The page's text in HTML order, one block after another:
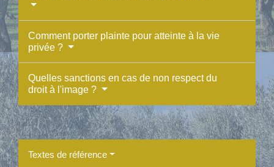
Comment porter plainte pour atteinte à la vie
privée ?
Quelles sanctions en cas de non respect du
droit à l'image ?
Textes de référence